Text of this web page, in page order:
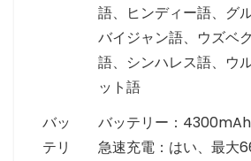
語、ヒンディー語、グ
バイジャン語、ウズベ
語、シンハレス語、ウ
ット語
バッ
テリ
バッテリー：
急速充電：はい、最大